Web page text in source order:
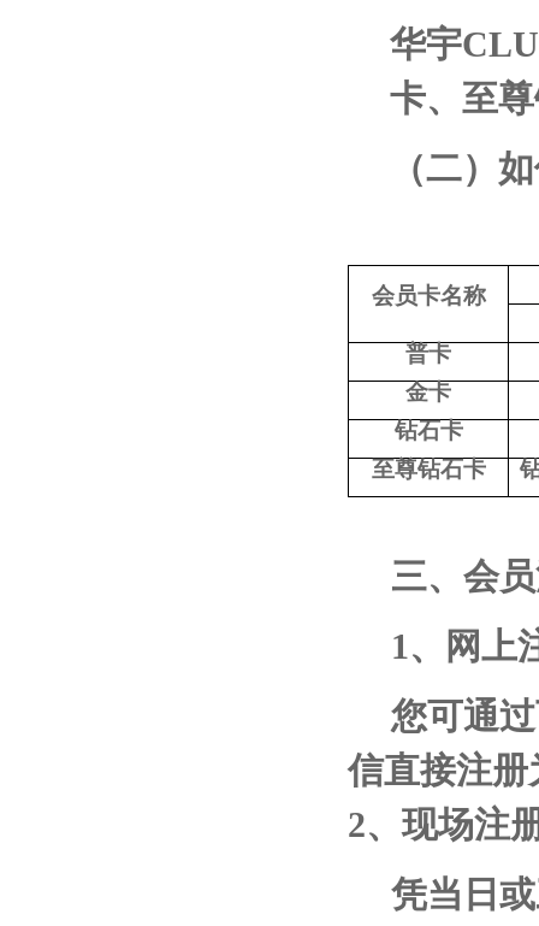
华宇
卡、至
（二）
会员卡名称
普卡
金卡
钻石卡
至尊钻石卡
三、会
1、网上
您可通
信直接注
2、现场注
凭当日